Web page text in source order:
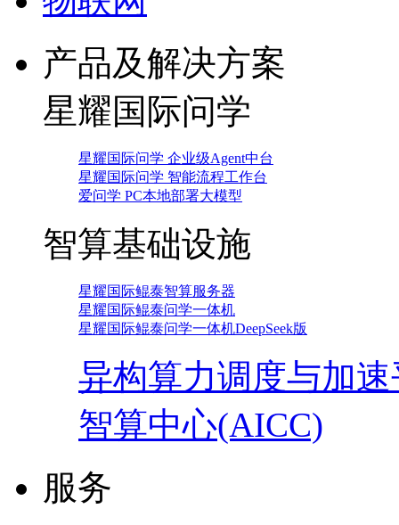
产品及解决方案
星耀国际问学
星耀国际问学 企业级Agent中台
星耀国际问学 智能流程工作台
爱问学 PC本地部署大模型
智算基础设施
星耀国际鲲泰智算服务器
星耀国际鲲泰问学一体机
星耀国际鲲泰问学一体机DeepSeek版
异构算力调度与加
智算中心(AICC)
服务